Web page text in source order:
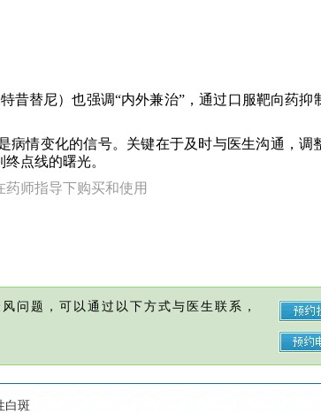
昔替尼）也强调“内外兼治”，通过口服靶向药抑
病情变化的信号。关键在于及时与医生沟通，调
点线的曙光。
师指导下购买和使用
问题，可以通过以下方式与医生联系，
白斑